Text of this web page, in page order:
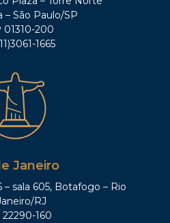
– São Paulo/SP
01310-200
1665
Janeiro
– sala 605, Botafogo – Rio
RJ
22290-160